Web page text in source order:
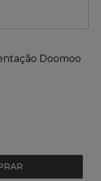
Doomoo